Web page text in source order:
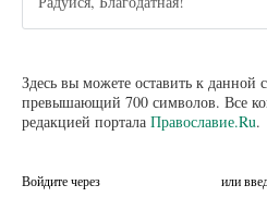
Здесь вы можете оставить к данной
превышающий 700 символов. Все
редакцией портала Православие.Ru.
Войдите через или